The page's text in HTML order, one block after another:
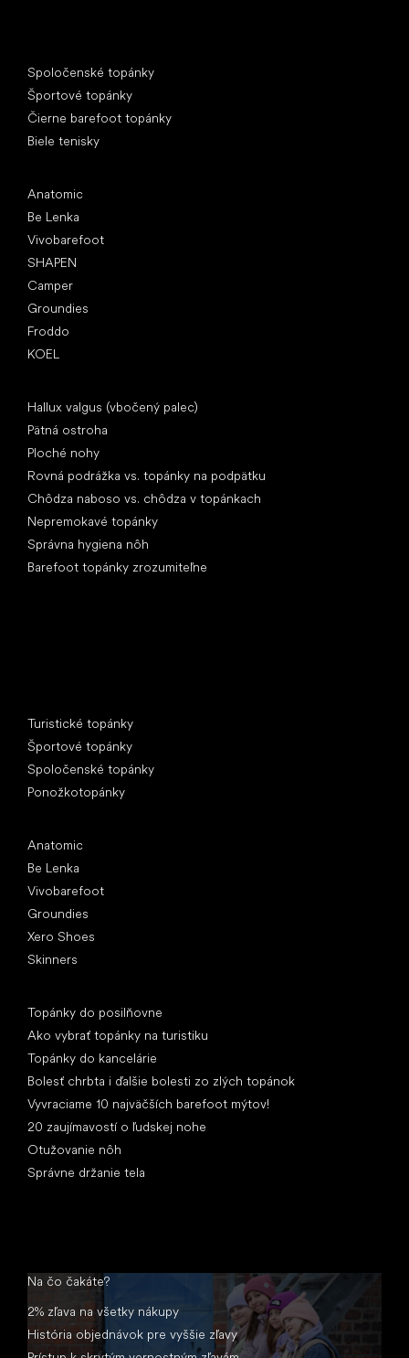
Spoločenské topánky
Športové topánky
Čierne barefoot topánky
Biele tenisky
Anatomic
Be Lenka
Vivobarefoot
SHAPEN
Camper
Groundies
Froddo
KOEL
Hallux valgus (vbočený palec)
Pätná ostroha
Ploché nohy
Rovná podrážka vs. topánky na podpätku
Chôdza naboso vs. chôdza v topánkach
Nepremokavé topánky
Správna hygiena nôh
Barefoot topánky zrozumiteľne
Turistické topánky
Športové topánky
Spoločenské topánky
Ponožkotopánky
Anatomic
Be Lenka
Vivobarefoot
Groundies
Xero Shoes
Skinners
Topánky do posilňovne
Ako vybrať topánky na turistiku
Topánky do kancelárie
Bolesť chrbta i ďalšie bolesti zo zlých topánok
Vyvraciame 10 najväčších barefoot mýtov!
20 zaujímavostí o ľudskej nohe
Otužovanie nôh
Správne držanie tela
Na čo čakáte?
2% zľava na všetky nákupy
História objednávok pre vyššie zľavy